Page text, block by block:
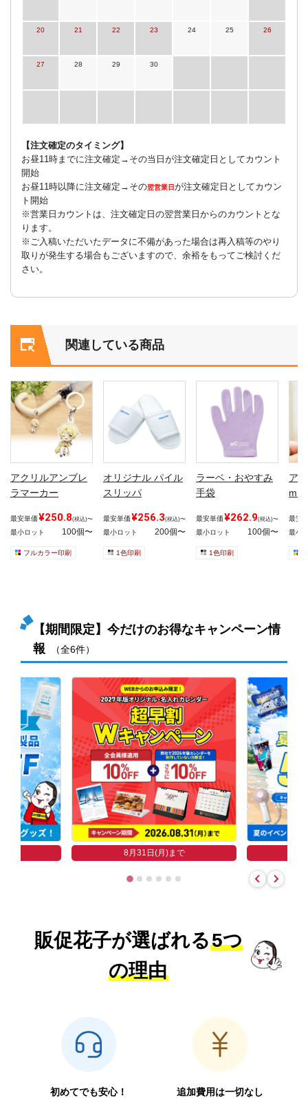
20 21 22 23 24 25 26
27 28 29 30
【注文確定のタイミング】
お昼11時までに注文確定→その当日が注文確定日としてカウント
開始
お昼11時以降に注文確定→その翌営業日が注文確定日としてカウン
ト開始
※営業日カウントは、注文確定日の翌営業日からのカウントとな
ります。
※ご入稿いただいたデータに不備があった場合は再入稿等のやり
取りが発生する場合もございますので、余裕をもってご検討くだ
さい。
関連している商品
アクリルアンブレ
ラマーカー
最安単価¥250.8(税込)〜
最小ロット 100個〜
フルカラー印刷
オリジナル パイル
スリッパ
最安単価¥256.3(税込)〜
最小ロット 200個〜
1色印刷
ラーベ・おやすみ
手袋
最安単価¥262.9(税込)〜
最小ロット 100個〜
1色印刷
ア
mm
最安
最小
【期間限定】今だけのお得なキャンペーン情
報
（全6件）
8月31日(月)まで
販促花子が選ばれる5つ
の理由
初めてでも安心！
追加費用は一切なし